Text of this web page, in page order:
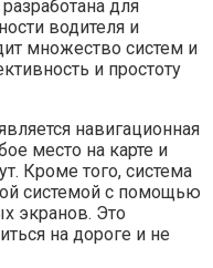
для
водителя и
множество систем и
и простоту
навигационная
место на карте и
Кроме того, система
системой с помощью
экранов. Это
на дороге и не